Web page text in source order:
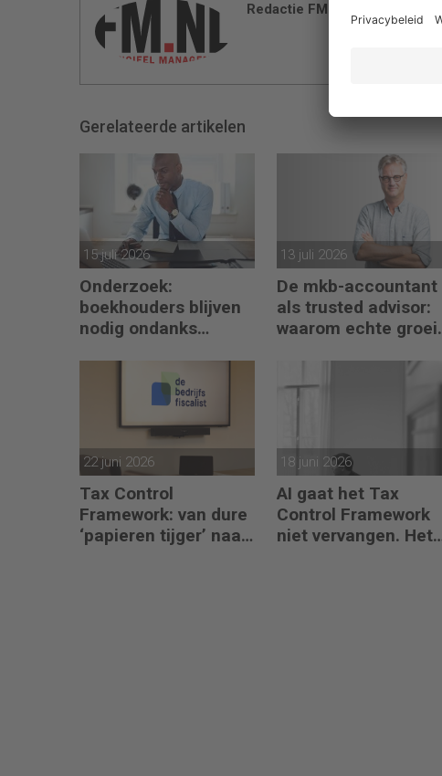
Redactie FM
Gerelateerde artikelen
15 juli 2026
Onderzoek:
boekhouders blijven
nodig ondanks
13 juli 2026
De mkb-accountant
als trusted advisor:
waarom echte groei
22 juni 2026
Tax Control
Framework: van dure
‘papieren tijger’ naar
18 juni 2026
AI gaat het Tax
Control Framework
niet vervangen. Het